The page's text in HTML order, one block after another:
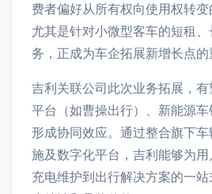
费者偏好从所有权向使用权转
尤其是针对小微型客车的短租
务，正成为车企拓展新增长点的
吉利关联公司此次业务拓展，
平台（如曹操出行）、新能源
形成协同效应。通过整合旗下
施及数字化平台，吉利能够为用
充电维护到出行解决方案的一